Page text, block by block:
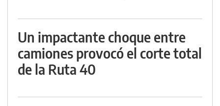
Un impactante choque entre
camiones provocó el corte total
de la Ruta 40